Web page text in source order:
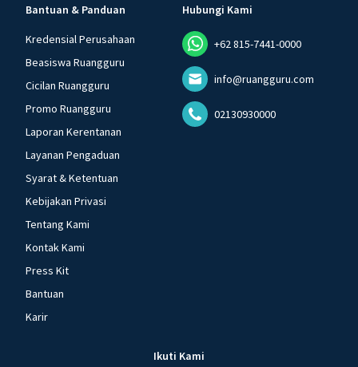
Bantuan & Panduan
Kredensial Perusahaan
Beasiswa Ruangguru
Cicilan Ruangguru
Promo Ruangguru
Laporan Kerentanan
Layanan Pengaduan
Syarat & Ketentuan
Kebijakan Privasi
Tentang Kami
Kontak Kami
Press Kit
Bantuan
Karir
Hubungi Kami
+62 815-7441-0000
info@ruangguru.com
02130930000
Ikuti Kami